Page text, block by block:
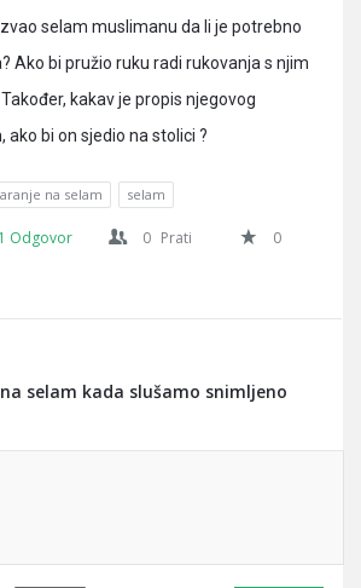
selam muslimanu da li je potrebno
Ako bi pružio ruku radi rukovanja s njim
kakav je propis njegovog
ako bi on sjedio na stolici ?
na selam selam
1 Odgovor 0 Prati
0
selam kada slušamo snimljeno